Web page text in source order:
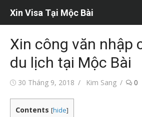
dung
Xin Visa Tại Mộc Bài
Xin công văn nhập
du lịch tại Mộc Bài
Đăng30 Tháng 9, 2018
Tác
Kim Sang 0
Contents [hide]